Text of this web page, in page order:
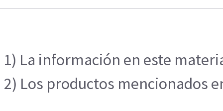
1) La información en este
2) Los productos mencionados